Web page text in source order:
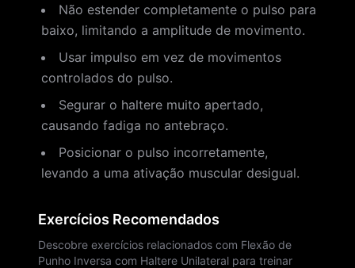
Não estender completamente o pulso para
baixo, limitando a amplitude de movimento.
Usar impulso em vez de movimentos
controlados do pulso.
Segurar o haltere muito apertado,
causando fadiga no antebraço.
Posicionar o pulso incorretamente,
levando a uma ativação muscular desigual.
Exercícios Recomendados
Descobre exercícios relacionados com Flexão de
Punho Inversa com Haltere Unilateral para treinar